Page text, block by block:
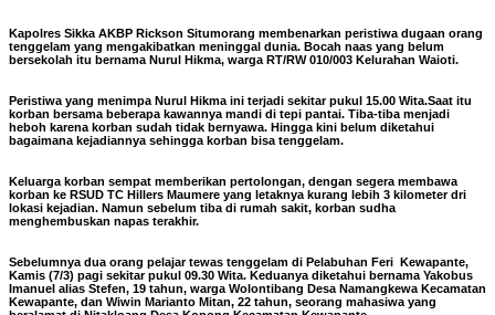
Kapolres Sikka AKBP Rickson Situmorang membenarkan peristiwa dugaan orang
tenggelam yang mengakibatkan meninggal dunia. Bocah naas yang belum
bersekolah itu bernama Nurul Hikma, warga RT/RW 010/003 Kelurahan Waioti.
Peristiwa yang menimpa Nurul Hikma ini terjadi sekitar pukul 15.00 Wita.Saat itu
korban bersama beberapa kawannya mandi di tepi pantai. Tiba-tiba menjadi
heboh karena korban sudah tidak bernyawa. Hingga kini belum diketahui
bagaimana kejadiannya sehingga korban bisa tenggelam.
Keluarga korban sempat memberikan pertolongan, dengan segera membawa
korban ke RSUD TC Hillers Maumere yang letaknya kurang lebih 3 kilometer dri
lokasi kejadian. Namun sebelum tiba di rumah sakit, korban sudha
menghembuskan napas terakhir.
Sebelumnya dua orang pelajar tewas tenggelam di Pelabuhan Feri Kewapante,
Kamis (7/3) pagi sekitar pukul 09.30 Wita. Keduanya diketahui bernama Yakobus
Imanuel alias Stefen, 19 tahun, warga Wolontibang Desa Namangkewa Kecamatan
Kewapante, dan Wiwin Marianto Mitan, 22 tahun, seorang mahasiwa yang